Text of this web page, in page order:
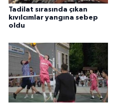
Tadilat sırasında çıkan
kıvılcımlar yangına sebep
oldu